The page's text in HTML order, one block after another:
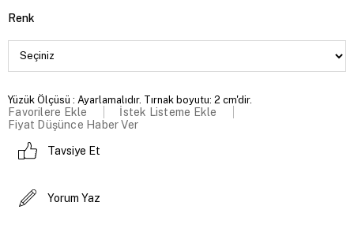
Renk
Yüzük Ölçüsü : Ayarlamalıdır. Tırnak boyutu: 2 cm'dir.
Favorilere Ekle
İstek Listeme Ekle
Fiyat Düşünce Haber Ver
Tavsiye Et
Yorum Yaz